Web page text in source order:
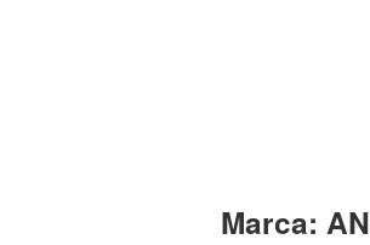
Marca: